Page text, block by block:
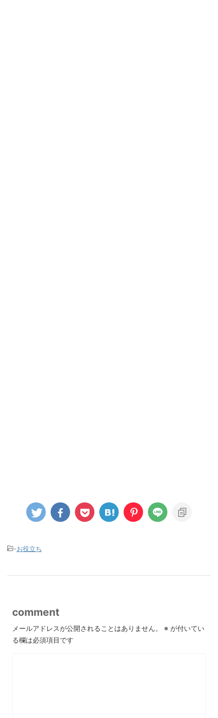
-お役立ち
comment
メールアドレスが公開されることはありません。 ※ が付いてい
る欄は必須項目です